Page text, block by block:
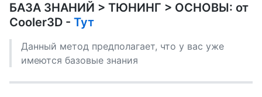
БАЗА ЗНАНИЙ > ТЮНИНГ > ОСНОВЫ: от
Cooler3D - Тут
Данный метод предполагает, что у вас уже
имеются базовые знания